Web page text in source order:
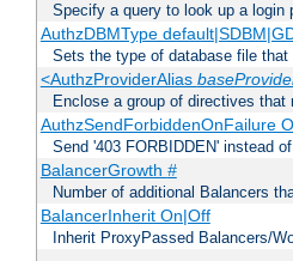
Specify a query to look up a login
AuthzDBMType
Sets the type of database file
<AuthzProviderAlias
Enclose a group of directives
AuthzSendForbiddenOnFailure
Send '403 FORBIDDEN' instead
BalancerGrowth #
Number of additional Balancers
BalancerInherit On|Off
Inherit ProxyPassed Balancers/